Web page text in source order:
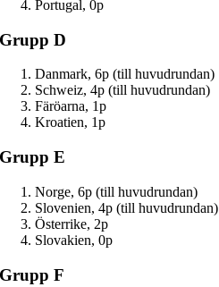
Portugal, 0p
Grupp D
Danmark, 6p (till huvudrundan)
Schweiz, 4p (till huvudrundan)
Färöarna, 1p
Kroatien, 1p
Grupp E
Norge, 6p (till huvudrundan)
Slovenien, 4p (till huvudrundan)
Österrike, 2p
Slovakien, 0p
Grupp F